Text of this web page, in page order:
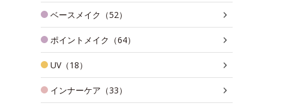
ベースメイク（52）
ポイントメイク（64）
UV（18）
インナーケア（33）